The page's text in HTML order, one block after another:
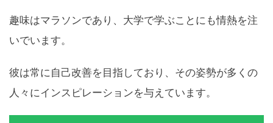
趣味はマラソンであり、大学で学ぶことにも情熱を注
いでいます。
彼は常に自己改善を目指しており、その姿勢が多くの
人々にインスピレーションを与えています。